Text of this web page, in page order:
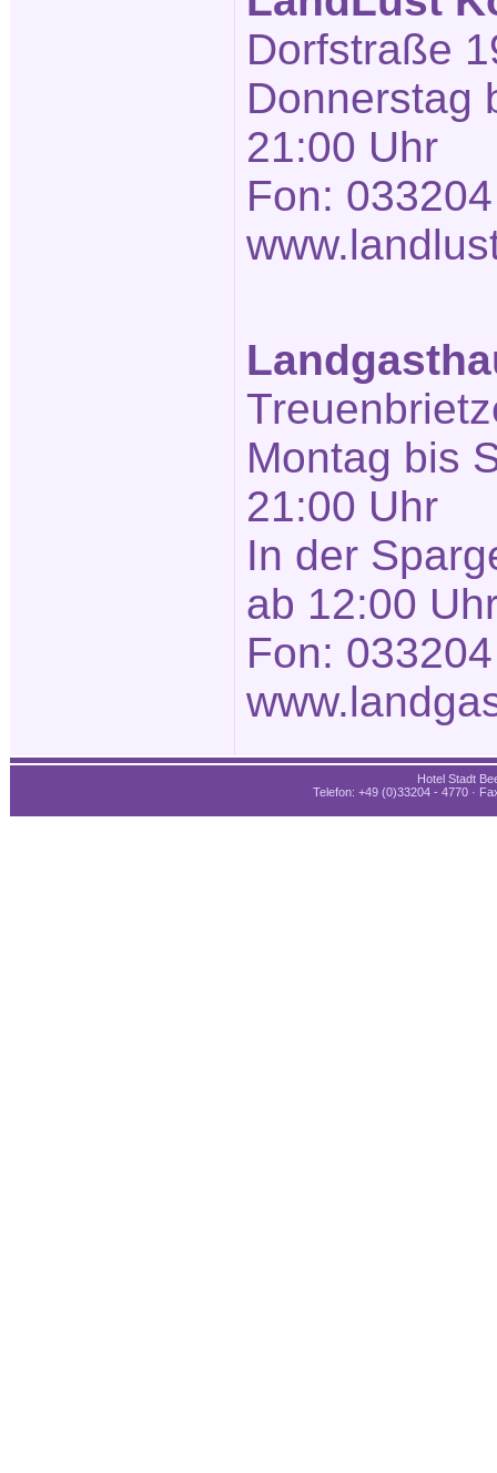
Dorfstraße
Donnerstag
21:00 Uhr
Fon:
Montag bis
21:00 Uhr
In der
ab 12:00
Fon:
Hotel Stadt
Telefon: +49 (0)33204 - 4770 ·